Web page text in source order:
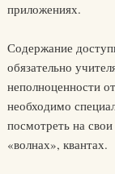
приложениях.
Содержание
обязательно
неполноценности
необходимо
посмотреть на
«волнах», квантах.